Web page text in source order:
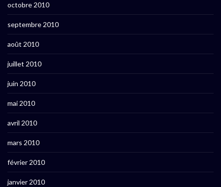
octobre 2010
septembre 2010
août 2010
juillet 2010
juin 2010
mai 2010
avril 2010
mars 2010
février 2010
janvier 2010